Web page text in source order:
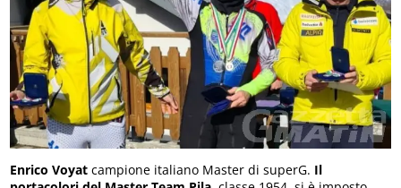
Enrico Voyat campione italiano Master di superG. Il